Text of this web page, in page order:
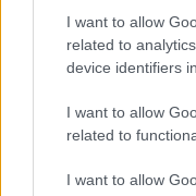
I want to allow
related to
device identifiers
I want to allow
related to
I want to allow
l’adozione di
indipendenti,
in. Il prossimo
Bruxelles, di linee
operativo questo